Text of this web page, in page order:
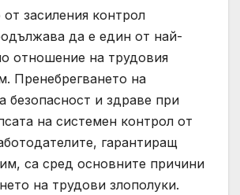
засиления контрол
да е един от най-
отношение на трудовия
Пренебрегването на
безопасност и здраве при
на системен контрол от
гарантиращ
са сред основните причини
на трудови злополуки.